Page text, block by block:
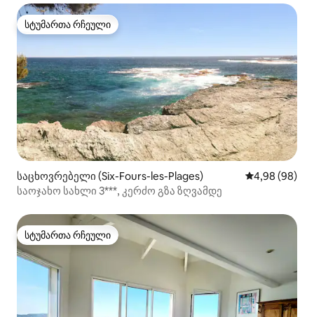
სტუმართა რჩეული
სტუმართა რჩეული
საცხოვრებელი (Six-Fours-les-Plages) საშუალო
4,98 (98)
საოჯახო სახლი 3***, კერძო გზა ზღვამდე
სტუმართა რჩეული
სტუმართა რჩეული